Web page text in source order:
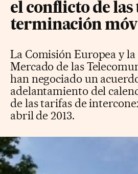
el conflicto de las
terminación
La Comisión Europea y
Mercado de las
han negociado un
adelantamiento del
de las tarifas de
abril de 2013.